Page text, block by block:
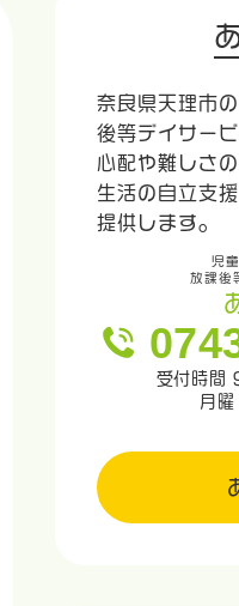
奈良県天理市
後等デイサー
心配や難しさ
生活の自立支
提供します。
児
放課後
受付時
月曜